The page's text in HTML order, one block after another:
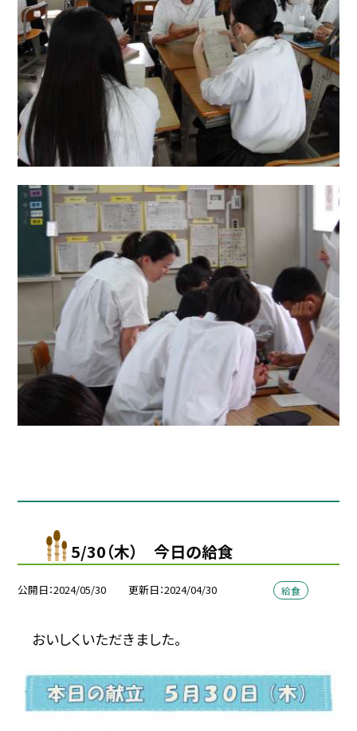
5/30（木） 今日の給食
公開日 2024/05/30 更新日 2024/04/30 給食
おいしくいただきました。